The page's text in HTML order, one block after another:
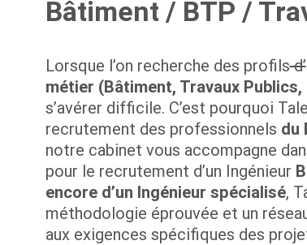
Bâtiment / BTP /
Lorsque l’on recherche des profilsd’
métier (Bâtiment, Travaux
s’avérer difficile. C’est pourquoi
recrutement des professionnels du
notre cabinet vous accompagne
pour le recrutement d’un Ingénieur
encore d’un Ingénieur spécialisé,
méthodologie éprouvée et un
aux exigences spécifiques des